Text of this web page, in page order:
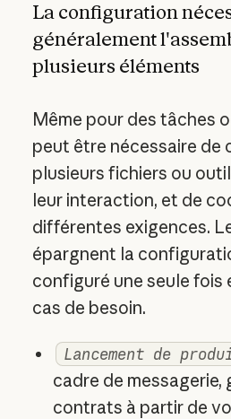
La configuration
généralement
plusieurs éléments
Même pour des tâches
peut être nécessaire de
plusieurs fichiers ou
leur interaction, et de
différentes exigences.
épargnent la
configuré une seule fois
cas de besoin.
Lancement de
cadre de messagerie,
contrats à partir de